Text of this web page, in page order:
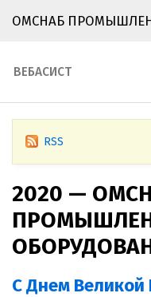
ОМСНАБ
ВЕБАСИСТ
RSS
2020 —
С Днем Великой